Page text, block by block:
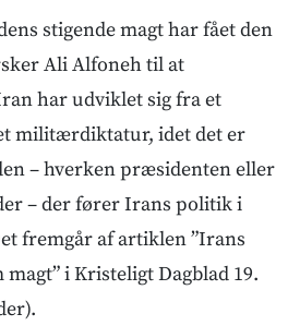
stigende magt har fået den
Ali Alfoneh til at
har udviklet sig fra et
militærdiktatur, idet det er
– hverken præsidenten eller
– der fører Irans politik i
fremgår af artiklen ”Irans
i Kristeligt Dagblad 19.